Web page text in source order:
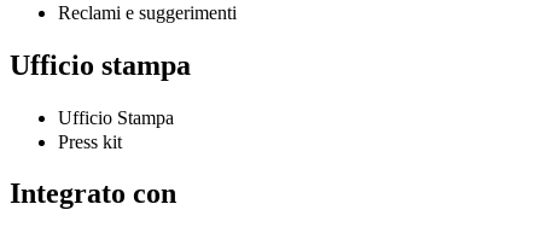
Reclami e suggerimenti
Ufficio stampa
Ufficio Stampa
Press kit
Integrato con